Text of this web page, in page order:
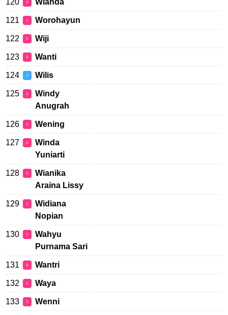
120 ♀ Wianda
121 ♀ Worohayun
122 ♀ Wiji
123 ♀ Wanti
124 ♂ Wilis
125 ♀
Windy
Anugrah
126 ♀ Wening
127 ♀
Winda
Yuniarti
128 ♀
Wianika
Araina Lissy
129 ♀
Widiana
Nopian
130 ♀
Wahyu
Purnama Sari
131 ♀ Wantri
132 ♀ Waya
133 ♀ Wenni